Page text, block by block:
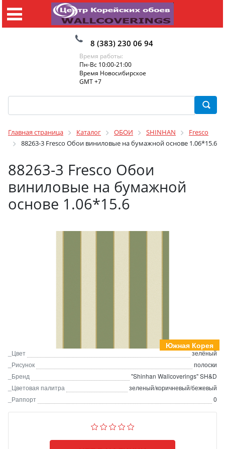
8 (383) 230 06 94
Время работы:
Пн-Вс 10:00-21:00
Время Новосибирское
GMT +7
Главная страница Каталог ОБОИ SHINHAN
Fresco
88263-3 Fresco Обои виниловые на бумажной основе 1.06*15.6
88263-3 Fresco Обои
виниловые на бумажной
основе 1.06*15.6
Южная Корея
_Цвет
зелёный
_Рисунок
полоски
_Бренд
"Shinhan Wallcoverings" SH&D
_Цветовая палитра
зеленый/коричневый/бежевый
_Раппорт
0